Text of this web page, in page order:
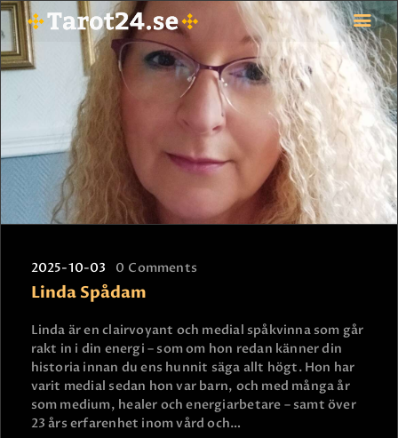
HEM
ASTROLOGI
STJÄRNTECKEN
TAROT
SPÅDAM-SIERSKA
JOBBA SOM SPÅDAM
BETALNING
FAQ
KONTAKTA OSS
2025-10-03 0 Comments
Linda Spådam
Linda är en clairvoyant och medial spåkvinna som går
rakt in i din energi – som om hon redan känner din
historia innan du ens hunnit säga allt högt. Hon har
varit medial sedan hon var barn, och med många år
som medium, healer och energiarbetare – samt över
23 års erfarenhet inom vård och…